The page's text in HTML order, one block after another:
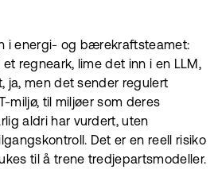
i energi- og bærekraftsteamet:
regneark, lime det inn i en LLM,
ja, men det sender regulert
miljø, til miljøer som deres
aldri har vurdert, uten
Det er en reell risiko
til å trene tredjepartsmodeller.